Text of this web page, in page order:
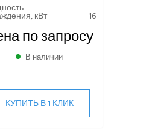
кВт 16
по запросу
В наличии
КУПИТЬ В 1 КЛИК